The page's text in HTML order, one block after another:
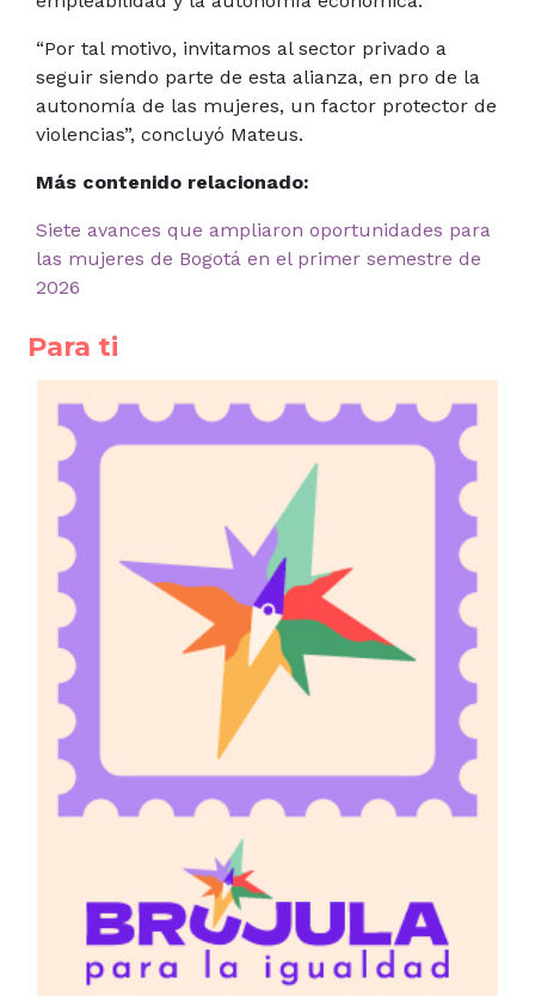
“Por tal motivo, invitamos al sector privado a
seguir siendo parte de esta alianza, en pro de la
autonomía de las mujeres, un factor protector de
violencias”, concluyó Mateus.
Más contenido relacionado:
Siete avances que ampliaron oportunidades para
las mujeres de Bogotá en el primer semestre de
2026
Para ti